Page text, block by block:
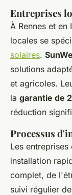
Entreprises
À Rennes et
locales se
solaires.
solutions
et agricoles.
la garantie de
réduction
Processus
Les entreprises
installation
complet, de
suivi régulier